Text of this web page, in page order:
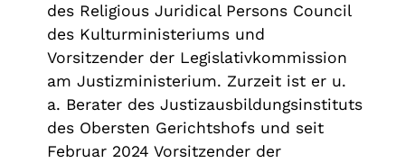
des Religious Juridical Persons Council
des Kulturministeriums und
Vorsitzender der Legislativkommission
am Justizministerium. Zurzeit ist er u.
a. Berater des Justizausbildungsinstituts
des Obersten Gerichtshofs und seit
Februar 2024 Vorsitzender der